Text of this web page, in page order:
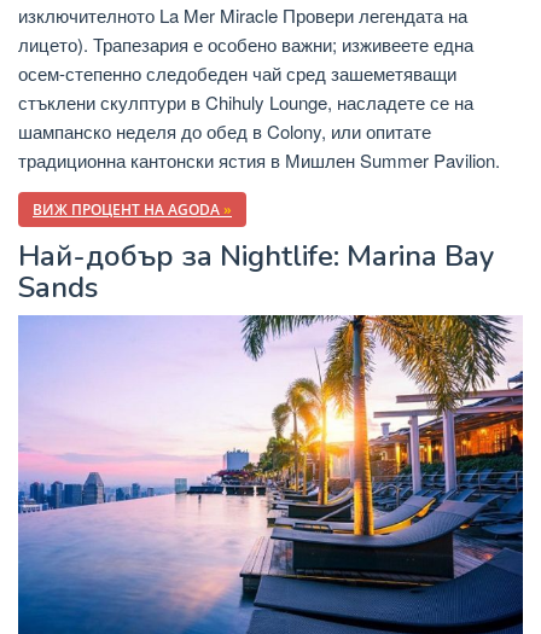
изключителното La Mer Miracle Провери легендата на
лицето). Трапезария е особено важни; изживеете една
осем-степенно следобеден чай сред зашеметяващи
стъклени скулптури в Chihuly Lounge, насладете се на
шампанско неделя до обед в Colony, или опитате
традиционна кантонски ястия в Мишлен Summer Pavilion.
ВИЖ ПРОЦЕНТ НА AGODA»
Най-добър за Nightlife: Marina Bay
Sands